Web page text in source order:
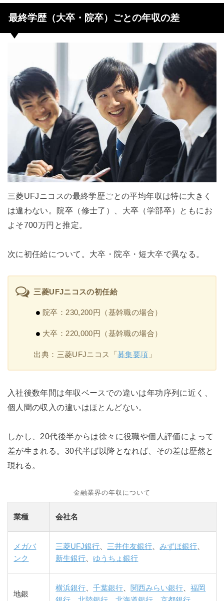
最終学歴（大卒・院卒）ごとの年収の差
三菱UFJニコスの最終学歴ごとの平均年収は特に大きく
は違わない。院卒（修士了）、大卒（学部卒）ともにお
よそ700万円と推定。
次に初任給について。大卒・院卒・短大卒で異なる。
三菱UFJニコスの初任給
院卒：230,200円（基幹職の場合）
大卒：220,000円（基幹職の場合）
出典：三菱UFJニコス「募集要項 」
入社後数年間は年収ベースでの違いは年功序列に近く、
個人間の収入の違いはほとんどない。
しかし、20代後半からは徐々に役職や個人評価によって
差が生まれる。30代半ば以降となれば、その差は歴然と
現れる。
金融業界の年収について
業種 会社名
メガバ
ンク
三菱UFJ銀行 三井住友銀行 、みずほ銀行
新生銀行
ゆうちょ銀行
地銀
横浜銀行 、千葉銀行 関西みらい銀行 、福岡